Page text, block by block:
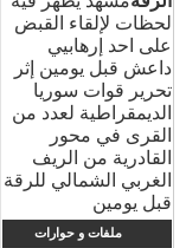
لحظات لإلقاء القبض
على احد إرهابيي
داعش قبل يومين إثر
تحرير قوات سوريا
الديمقراطية لعدد من
القرى في محور
القادرية من الريف
الغربي الشمالي للرقة
قبل يومين
ملفات و حوارات